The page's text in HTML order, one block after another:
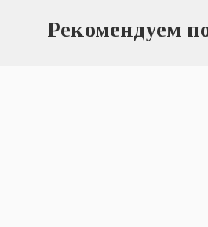
Рекомендуем